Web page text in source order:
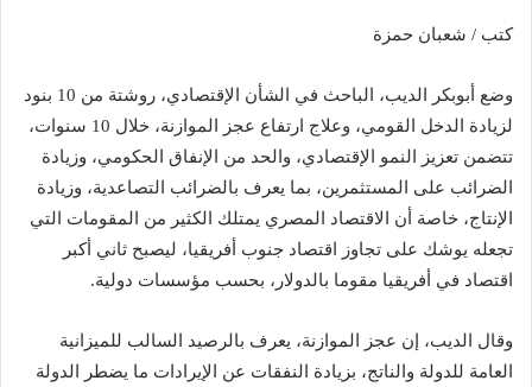
كتب / شعبان حمزة
وضع أبوبكر الديب، الباحث في الشأن الإقتصادي، روشتة من 10 بنود
لزيادة الدخل القومي، وعلاج ارتفاع عجز الموازنة، خلال 10 سنوات،
تتضمن تعزيز النمو الإقتصادي، والحد من الإنفاق الحكومي، وزيادة
الضرائب على المستثمرين، بما يعرف بالضرائب التصاعدية، وزيادة
الإنتاج، خاصة أن الاقتصاد المصري يمتلك الكثير من المقومات التي
تجعله يوشك على تجاوز اقتصاد جنوب أفريقيا، ليصبح ثاني أكبر
اقتصاد في أفريقيا مقوما بالدولار، بحسب مؤسسات دولية.
وقال الديب، إن عجز الموازنة، يعرف بالرصيد السالب للميزانية
العامة للدولة والناتج، بزيادة النفقات عن الإيرادات ما يضطر الدولة